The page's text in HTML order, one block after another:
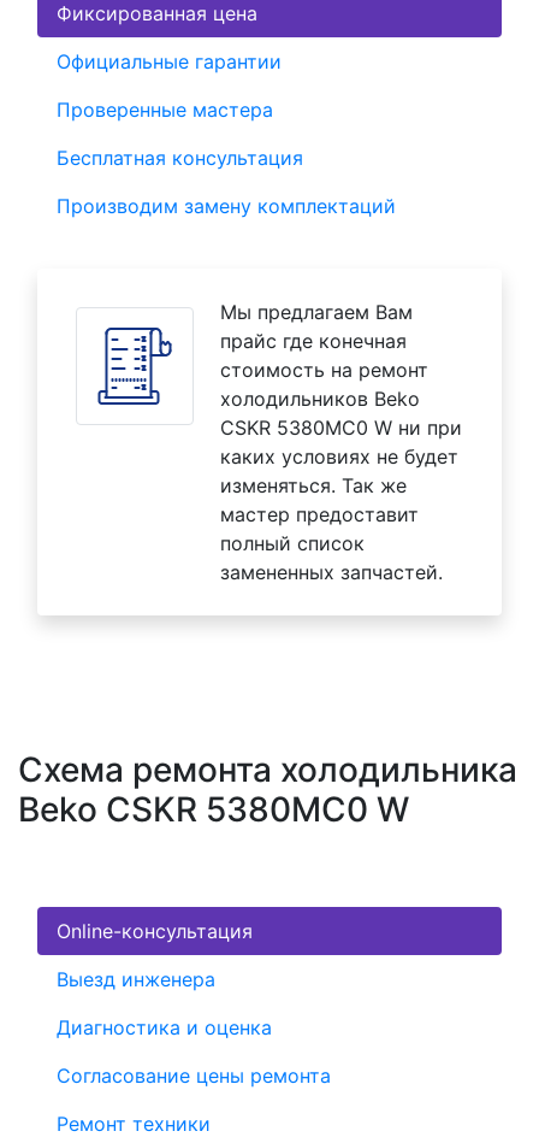
Фиксированная цена
Официальные гарантии
Проверенные мастера
Бесплатная консультация
Производим замену комплектаций
Мы предлагаем Вам
прайс где конечная
стоимость на ремонт
холодильников Beko
CSKR 5380MC0 W ни при
каких условиях не будет
изменяться. Так же
мастер предоставит
полный список
замененных запчастей.
Схема ремонта холодильника
Beko CSKR 5380MC0 W
Online-консультация
Выезд инженера
Диагностика и оценка
Согласование цены ремонта
Ремонт техники